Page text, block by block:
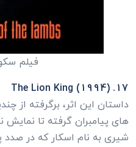
فیلم
17. The Lion King (1994)
داستان این اثر، برگرفته از
های پیامبران گرفته تا
شیری به نام اسکار که در